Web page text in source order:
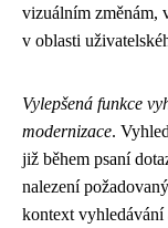
vizuálním změnám,
v oblasti
Vylepšená funkce
modernizace.
již během psaní
nalezení
kontext